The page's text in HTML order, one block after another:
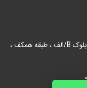
آدرس : بازار آهن شادآباد ، مجتمع 17 شهریور ، بلوک B/الف ، طبقه همکف ،